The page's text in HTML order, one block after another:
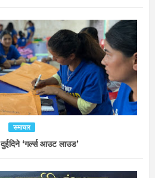
समाचार
‘गर्ल्स आउट लाउड’